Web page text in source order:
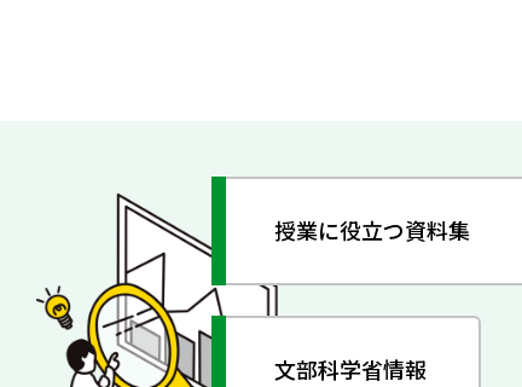
授業に役立つ資料集
文部科学省情報